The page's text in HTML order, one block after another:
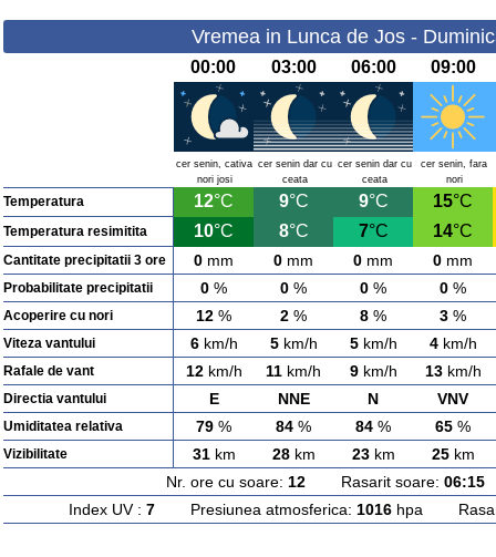
Vremea in Lunca de Jos -
00:00 03:00 06:00 09:00
cer senin, cativa
nori josi
cer senin dar cu
ceata
cer senin dar cu
ceata
cer senin, fara
nori
Temperatura 12°C 9°C 9°C 15°C
Temperatura resimitita 10°C 8°C 7°C 14°C
Cantitate precipitatii 3 ore 0 mm 0 mm 0 mm 0 mm
Probabilitate precipitatii 0 % 0 % 0 % 0 %
Acoperire cu nori 12 % 2 % 8 % 3 %
Viteza vantului 6km/h 5km/h 5km/h 4km/h
Rafale de vant 12km/h 11 km/h 9km/h 13km/h
Directia vantului E NNE N VNV
Umiditatea relativa 79 % 84 % 84 % 65 %
Vizibilitate 31km 28km 23km 25km
Nr. ore cu soare: 12Rasarit soare: 06:15
Index UV : 7Presiunea atmosferica: 1016hpa